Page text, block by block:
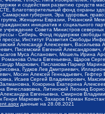
и содействия развитию средств
Благотворительный фонд охраны
губерния, Эра здоровья,
Женщины Евразии, Рязанский
инициатив и социального
Совета Министров северных
- Сибирь, Фонд поддержки
Институт Развития Свободы
Александр Алексеевич,
Писемский Евгений
Муса Асланович, Мошель Ирина
Ольга Евгеньевна, Щаров
Маркович, Пислакова-Паркер
Гудков Лев Дмитриевич,
Мосин Алексей Геннадьевич,
Исаев Сергей Владимирович,
Кокорина Екатерина
Вячеславовна, Литинский Леонид
Евгеньевна, Смирнов
Маркович, Захаров Герман
данные на 28.08.2021